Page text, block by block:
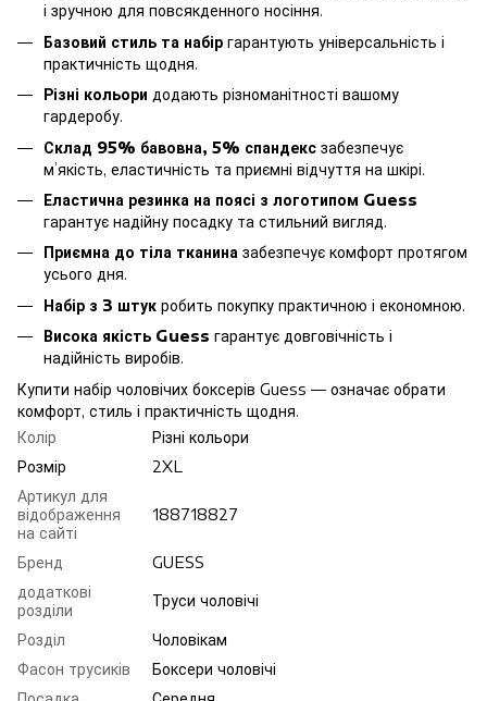
і зручною для повсякденного носіння.
Базовий стиль та набір гарантують універсальність і
практичність щодня.
Різні кольори додають різноманітності вашому
гардеробу.
Склад 95% бавовна, 5% спандекс забезпечує
м’якість, еластичність та приємні відчуття на шкірі.
Еластична резинка на поясі з логотипом Guess
гарантує надійну посадку та стильний вигляд.
Приємна до тіла тканина забезпечує комфорт протягом
усього дня.
Набір з 3 штук робить покупку практичною і економною.
Висока якість Guess гарантує довговічність і
надійність виробів.
Купити набір чоловічих боксерів Guess — означає обрати
комфорт, стиль і практичність щодня.
Колір
Різні кольори
Розмір
2XL
Артикул для
відображення
на сайті
188718827
Бренд
GUESS
додаткові
розділи
Труси чоловічі
Розділ
Чоловікам
Фасон трусиків
Боксери чоловічі